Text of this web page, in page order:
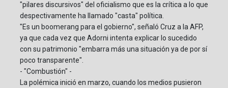
"pilares discursivos" del oficialismo que es la crítica a lo que
despectivamente ha llamado "casta" política.
"Es un boomerang para el gobierno", señaló Cruz a la AFP,
ya que cada vez que Adorni intenta explicar lo sucedido
con su patrimonio "embarra más una situación ya de por sí
poco transparente".
- "Combustión" -
La polémica inició en marzo, cuando los medios pusieron